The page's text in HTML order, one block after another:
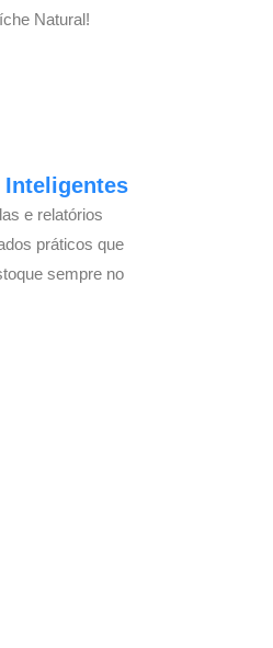
Natural!
Inteligentes
e relatórios
práticos que
sempre no